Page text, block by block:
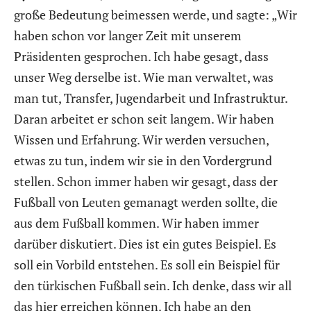
große Bedeutung beimessen werde, und sagte: „Wir
haben schon vor langer Zeit mit unserem
Präsidenten gesprochen. Ich habe gesagt, dass
unser Weg derselbe ist. Wie man verwaltet, was
man tut, Transfer, Jugendarbeit und Infrastruktur.
Daran arbeitet er schon seit langem. Wir haben
Wissen und Erfahrung. Wir werden versuchen,
etwas zu tun, indem wir sie in den Vordergrund
stellen. Schon immer haben wir gesagt, dass der
Fußball von Leuten gemanagt werden sollte, die
aus dem Fußball kommen. Wir haben immer
darüber diskutiert. Dies ist ein gutes Beispiel. Es
soll ein Vorbild entstehen. Es soll ein Beispiel für
den türkischen Fußball sein. Ich denke, dass wir all
das hier erreichen können. Ich habe an den